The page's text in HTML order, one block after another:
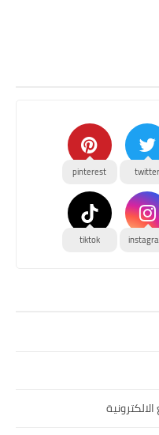
twitter
pinterest
tiktok